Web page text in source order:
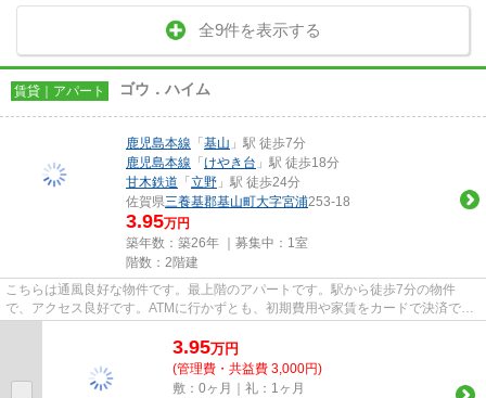
全9件を表示する
賃貸｜アパート ゴウ．ハイム
鹿児島本線 「基山 」駅 徒歩7分
鹿児島本線 「けやき台 」駅 徒歩18分
甘木鉄道 「立野 」駅 徒歩24分
佐賀県三養基郡基山町大字宮浦253-18
3.95万円
築年数：築26年 ｜募集中： 1室
階数：2階建
こちらは通風良好な物件です。最上階のアパートです。駅から徒歩7分の物件
で、アクセス良好です。ATMに行かずとも、初期費用や家賃をカードで決済でき
ます。三養基郡基山町エリアにあ...
3.95万円
(管理費・共益費 3,000円)
敷：0ヶ月｜礼：1ヶ月